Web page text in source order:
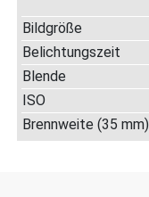
Bildgröße
Belichtungszeit
Blende
ISO
Brennweite (35 mm)